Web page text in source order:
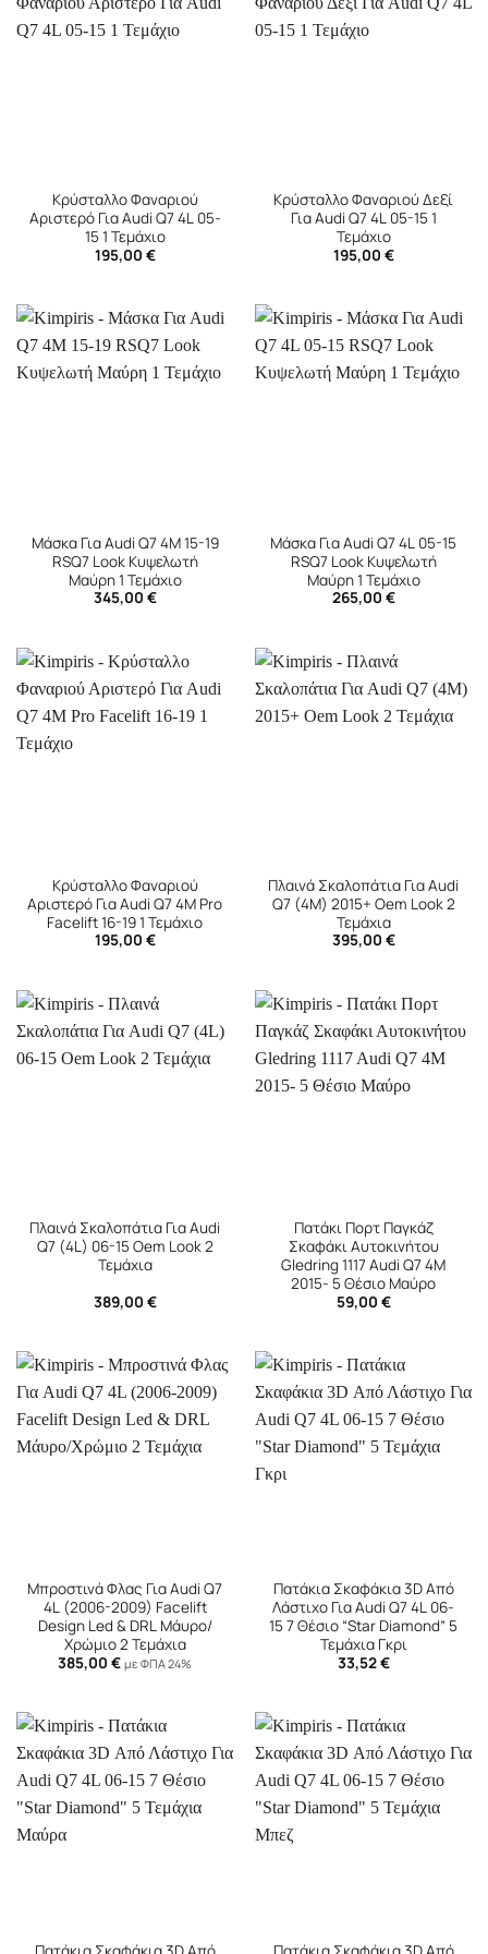
Κρύσταλλο Φαναριού
Αριστερό Για Audi Q7 4L 05-
15 1 Τεμάχιο
195,00 €
Κρύσταλλο Φαναριού Δεξί
Για Audi Q7 4L 05-15 1
Τεμάχιο
195,00 €
Μάσκα Για Audi Q7 4M 15-19
RSQ7 Look Κυψελωτή
Μαύρη 1 Τεμάχιο
345,00 €
Μάσκα Για Audi Q7 4L 05-15
RSQ7 Look Κυψελωτή
Μαύρη 1 Τεμάχιο
265,00 €
Κρύσταλλο Φαναριού
Αριστερό Για Audi Q7 4M Pro
Facelift 16-19 1 Τεμάχιο
195,00 €
Πλαινά Σκαλοπάτια Για Audi
Q7 (4M) 2015+ Oem Look 2
Τεμάχια
395,00 €
Πλαινά Σκαλοπάτια Για Audi
Q7 (4L) 06-15 Oem Look 2
Τεμάχια
389,00 €
Πατάκι Πορτ Παγκάζ
Σκαφάκι Αυτοκινήτου
Gledring 1117 Audi Q7 4M
2015- 5 Θέσιο Μαύρο
59,00 €
Μπροστινά Φλας Για Audi Q7
4L (2006-2009) Facelift
Design Led & DRL Μάυρο/
Χρώμιο 2 Τεμάχια
385,00 € με ΦΠΑ 24%
Πατάκια Σκαφάκια 3D Από
Λάστιχο Για Audi Q7 4L 06-
15 7 Θέσιο “Star Diamond” 5
Τεμάχια Γκρι
33,52€